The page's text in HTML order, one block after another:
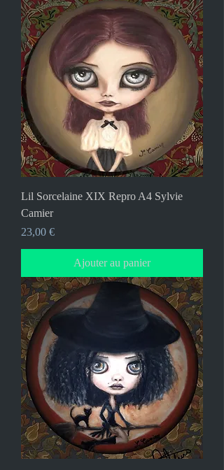
Lil Sorcelaine XIX Repro A4 Sylvie
Camier
Prix
23,00 €
Ajouter au panier